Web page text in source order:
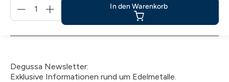
In
Warenkorb
In den Warenkorb
Degussa Newsletter:
Exklusive Informationen rund um Edelmetalle.